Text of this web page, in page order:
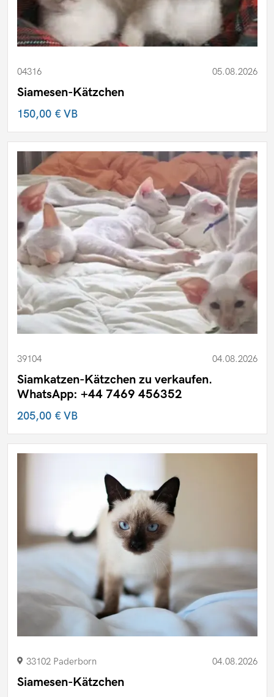
04316 05.08.2026
Siamesen-Kätzchen
150,00 €VB
39104 04.08.2026
Siamkatzen-Kätzchen zu verkaufen.
WhatsApp: +44 7469 456352
205,00 €VB
33102 Paderborn 04.08.2026
Siamesen-Kätzchen